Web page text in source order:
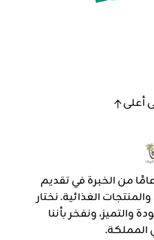
أعلى
فيفا - أكثر من 45 عامًا من الخبرة في تقديم
الغذائية. نختار
والتميز، ونفخر بأننا
المملكة.